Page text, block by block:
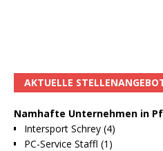
AKTUELLE
Namhafte Unternehmen in
Intersport Schrey (4)
PC-Service Staffl (1)